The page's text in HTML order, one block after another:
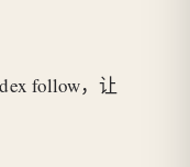
follow，让